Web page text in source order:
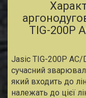
TIG-200P
Jasic TIG-200P AC/
сучасний
який входить до
належать до цієї